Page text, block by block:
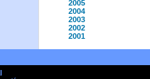
2005
2004
2003
2002
2001